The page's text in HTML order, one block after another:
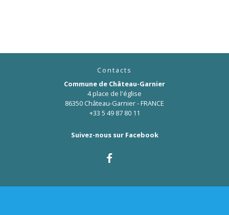
Contacts
Commune de Château-Garnier
4 place de l'église
86350 Château-Garnier - FRANCE
+33 5 49 87 80 11
Suivez-nous sur Facebook